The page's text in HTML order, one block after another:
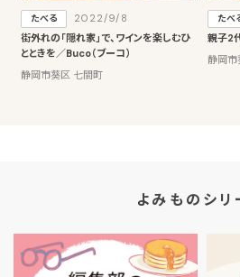
たべる
2022/9/8
街外れの「隠れ家」で、ワインを楽しむひ
とときを／Buco（ブーコ）
静岡市葵区 七間町
たべ
親子2
静岡市
よみものシリ